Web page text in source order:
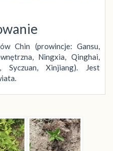
Chin (prowincje: Gansu,
Ningxia, Qinghai,
Syczuan, Xinjiang). Jest